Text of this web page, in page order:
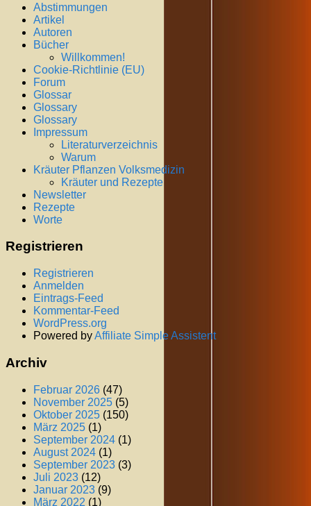
Abstimmungen
Artikel
Autoren
Bücher
Willkommen!
Cookie-Richtlinie (EU)
Forum
Glossar
Glossary
Glossary
Impressum
Literaturverzeichnis
Warum
Kräuter Pflanzen Volksmedizin
Kräuter und Rezepte
Newsletter
Rezepte
Worte
Registrieren
Registrieren
Anmelden
Eintrags-Feed
Kommentar-Feed
WordPress.org
Powered byAffiliate Simple Assistent
Archiv
Februar 2026 (47)
November 2025 (5)
Oktober 2025 (150)
März 2025 (1)
September 2024 (1)
August 2024 (1)
September 2023 (3)
Juli 2023 (12)
Januar 2023 (9)
März 2022 (1)